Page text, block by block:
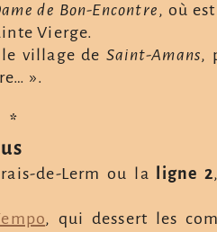
de Bon-Encontre, où
Vierge.
village de Saint-Amans,
».
*
de-Lerm ou la ligne 2
, qui dessert les